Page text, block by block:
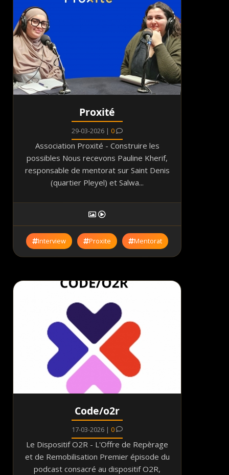
Proxité
29-03-2026 | 0
Association Proxité - Construire les
possibles Nous recevons Pauline Kherif,
responsable de mentorat sur Saint Denis
(quartier Pleyel) et Salwa...
Interview Proxite Mentorat
Code/o2r
17-03-2026 | 0
Le Dispositif O2R - L'Offre de Repèrage
et de Remobilisation Premier épisode du
podcast consacré au dispositif O2R,